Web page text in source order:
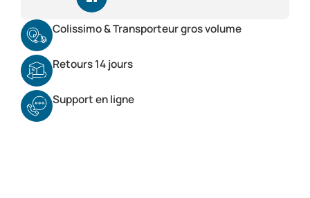
Colissimo & Transporteur gros volume
Retours 14 jours
Support en ligne